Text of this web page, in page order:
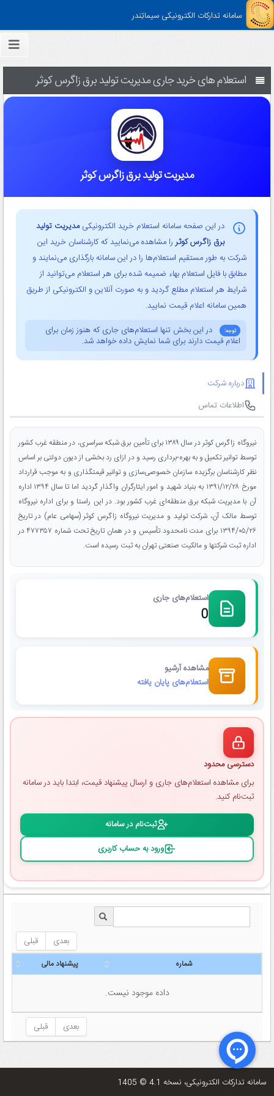
سامانه تدارکات الکترونیکی سیماتِندر
استعلام های خرید جاری مدیریت تولید برق زاگرس کوثر
مدیریت تولید برق زاگرس کوثر
در این صفحه سامانه استعلام خرید الکترونیکیمدیریت تولید
برق زاگرس کوثررا مشاهده می‌نمایید که کارشناسان خرید این
شرکت به طور مستقیم استعلام‌ها را در این سامانه بارگذاری می‌نمایند و
مطابق با فایل استعلام بهاء ضمیمه شده برای هر استعلام می‌توانید از
شرایط هر استعلام مطلع گردید و به صورت آنلاین و الکترونیکی از طریق
همین سامانه اعلام قیمت نمایید.
توجه:
در این بخش تنها استعلام‌های جاری که هنوز زمان برای
اعلام قیمت دارند برای شما نمایش داده خواهد شد.
درباره شرکت
اطلاعات تماس
نیروگاه زاگرس کوثر در سال ۱۳۸۹ برای تأمین برق شبکه سراسری، در منطقه غرب کشور
توسط توانیر تکمیل و به بهره-برداری رسید و در ازای رد بخشی از دیون دولتی بر اساس
نظر کارشناسان برگزیده سازمان خصوصی‌سازی و توانیر قیمتگذاری و به موجب قرارداد
مورخ ۱۳۹۱/۱۲/۲۸ به بنیاد شهید و امور ایثارگران واگذار گردید اما تا سال ۱۳۹۴ اداره
آن با مدیریت شبکه برق منطقه‌ای غرب کشور بود. در این راستا و برای اداره نیروگاه
توسط مالک آن، شرکت تولید و مدیریت نیروگاه زاگرس کوثر (سهامی عام) در تاریخ
۱۳۹۴/۰۵/۲۶ برای مدت نامحدود تأسیس و در همان تاریخ تحت شماره ۴۷۷۳۵۷ در
اداره ثبت شرکتها و مالکیت صنعتی تهران به ثبت رسیده است.
استعلام‌های جاری
0
مشاهده آرشیو
استعلام‌های پایان یافته
دسترسی محدود
برای مشاهده استعلام‌های جاری و ارسال پیشنهاد قیمت، ابتدا باید در سامانه
ثبت‌نام کنید.
ثبت‌نام در سامانه
ورود به حساب کاربری
قبلی بعدی
شماره پیشنهاد مالی
داده موجود نیست.
قبلی بعدی
سامانه تدارکات الکترونیکی، نسخه 4.1 © 1405